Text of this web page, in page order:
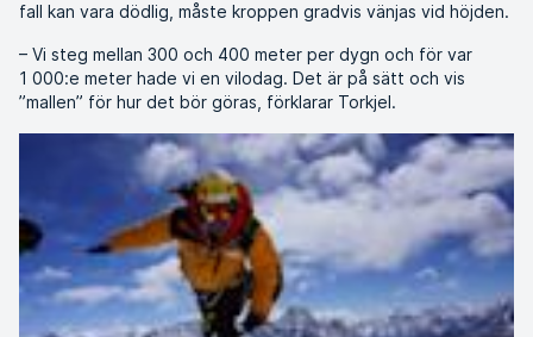
fall kan vara dödlig, måste kroppen gradvis vänjas vid höjden.
– Vi steg mellan 300 och 400 meter per dygn och för var
1 000:e meter hade vi en vilodag. Det är på sätt och vis
”mallen” för hur det bör göras, förklarar Torkjel.